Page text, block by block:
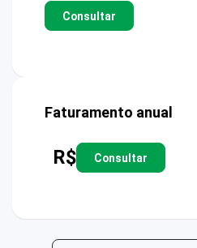
Consultar
Faturamento anual
R$ Consultar